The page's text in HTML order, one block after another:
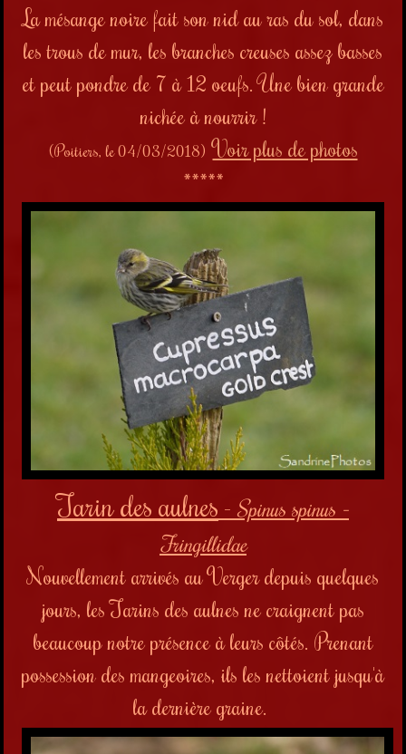
La mésange noire fait son nid au ras du sol, dans
les trous de mur, les branches creuses assez basses
et peut pondre de 7 à 12 oeufs. Une bien grande
nichée à nourrir !
(Poitiers, le 04/03/2018)Voir plus de photos
*****
Tarin des aulnes - Spinus spinus -
Fringillidae
Nouvellement arrivés au Verger depuis quelques
jours, les Tarins des aulnes ne craignent pas
beaucoup notre présence à leurs côtés. Prenant
possession des mangeoires, ils les nettoient jusqu'à
la dernière graine.